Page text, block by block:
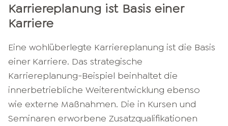
Karriereplanung ist Basis einer
Karriere
Eine wohlüberlegte Karriereplanung ist die Basis
einer Karriere. Das strategische
Karriereplanung-Beispiel beinhaltet die
innerbetriebliche Weiterentwicklung ebenso
wie externe Maßnahmen. Die in Kursen und
Seminaren erworbene Zusatzqualifikationen